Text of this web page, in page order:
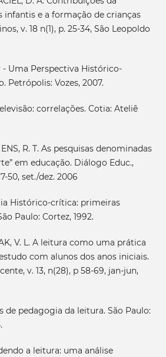
infantis e a formação de crianças
v. 18 n(1), p. 25-34, São Leopoldo
- Uma Perspectiva Histórico-
Petrópolis: Vozes, 2007.
correlações. Cotia: Ateliê
R. T. As pesquisas denominadas
em educação. Diálogo Educ.,
50, set./dez. 2006
Histórico-crítica: primeiras
Paulo: Cortez, 1992.
V. L. A leitura como uma prática
com alunos dos anos iniciais.
v. 13, n(28), p 58-69, jan-jun,
de pedagogia da leitura. São Paulo:
a leitura: uma análise